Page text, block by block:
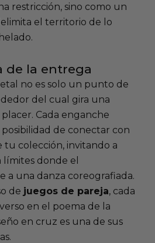
restricción, sino como un
el territorio de lo
de la entrega
no es solo un punto de
del cual gira una
Cada enganche
de conectar con
tu colección, invitando a
límites donde el
a una danza coreografiada.
de juegos de pareja, cada
en el poema de la
en cruz es una de sus